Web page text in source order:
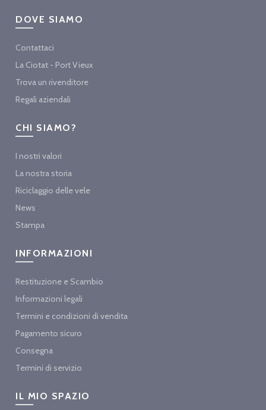
DOVE SIAMO
Contattaci
La Ciotat - Port Vieux
Trova un rivenditore
Regali aziendali
CHI SIAMO?
I nostri valori
La nostra storia
Riciclaggio delle vele
News
Stampa
INFORMAZIONI
Restituzione e Scambio
Informazioni legali
Termini e condizioni di vendita
Pagamento sicuro
Consegna
Termini di servizio
IL MIO SPAZIO